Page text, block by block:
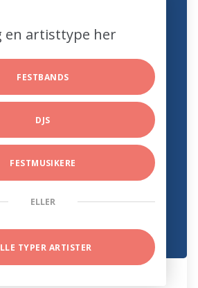
en artisttype her
FESTBANDS
DJS
FESTMUSIKERE
ELLER
TYPER ARTISTER